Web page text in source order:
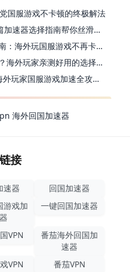
国服游戏不卡顿的终极解法
海外党打枪神纪卡成PPT？这篇加速器选择指南帮你丝滑上分
美国打我的起源加速器下载指南：海外玩国服游戏不再卡的终极方案
江南百景图国外加速器有哪些？海外玩家亲测好用的选择与避坑指南
去国外能打王国保卫战4吗？海外玩家国服游戏加速全攻略（附公主连结幻想江湖实测）
海外回国加速器
接
速器
回国加速器
游戏加
一键回国加速器
VPN
番茄海外回国加
速器
VPN
番茄VPN